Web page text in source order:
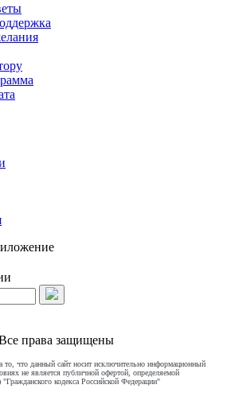
права защищены
что данный сайт носит исключительно информационный
не является публичной офертой, определяемой
кодекса Российской Федерации"